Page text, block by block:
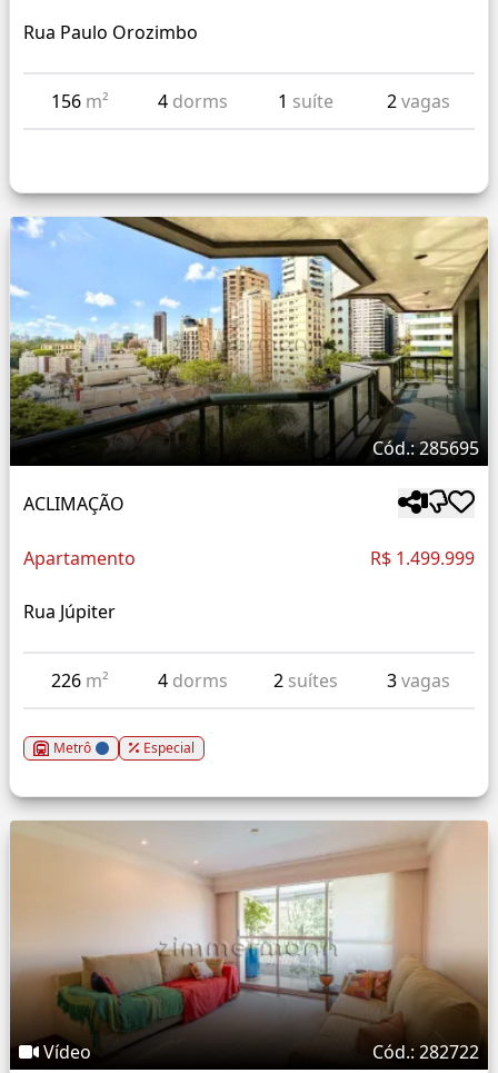
Rua Paulo Orozimbo
156 m² 4 dorms 1 suíte 2vagas
Cód.: 285695
ACLIMAÇÃO
Apartamento R$ 1.499.999
Rua Júpiter
226 m² 4 dorms 2 suítes 3vagas
Metrô Especial
Vídeo Cód.: 282722